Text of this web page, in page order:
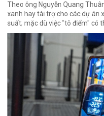
Theo ông Nguyễn Quang
xanh hay tài trợ cho các dự án
suất; mặc dù việc "tô điểm" có